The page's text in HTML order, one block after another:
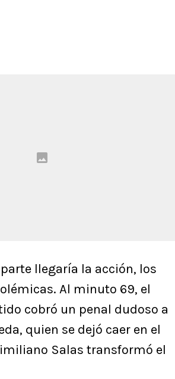
llegaría la acción, los
Al minuto 69, el
cobró un penal dudoso a
quien se dejó caer en el
Salas transformó el